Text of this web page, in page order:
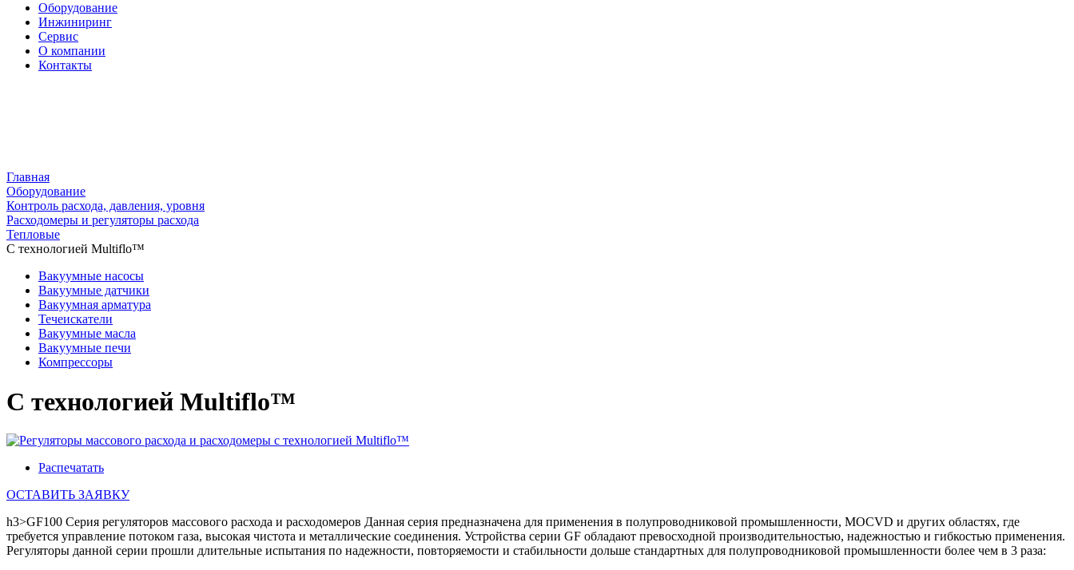
Оборудование
Инжиниринг
Сервис
О компании
Контакты
Главная
Оборудование
Контроль расхода, давления, уровня
Расходомеры и регуляторы расхода
Тепловые
С технологией Multiflo™
Вакуумные насосы
Вакуумные датчики
Вакуумная арматура
Течеискатели
Вакуумные масла
Вакуумные печи
Компрессоры
С технологией Multiflo™
Распечатать
ОСТАВИТЬ ЗАЯВКУ
h3>GF100 Серия регуляторов массового расхода и расходомеров Данная серия предназначена для применения в полупроводниковой промышленности, MOCVD и других областях, где
требуется управление потоком газа, высокая чистота и металлические соединения. Устройства серии GF обладают превосходной производительностью, надежностью и гибкостью применения.
Регуляторы данной серии прошли длительные испытания по надежности, повторяемости и стабильности дольше стандартных для полупроводниковой промышленности более чем в 3 раза: